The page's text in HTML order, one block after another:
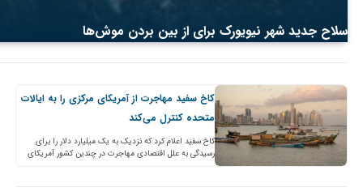
سلاح جدید شهر نیویورک برای از بین بردن موش‌ها
کاخ سفید مهاجرت از آمریکای مرکزی را به ایالات
متحده کنترل می‌کند
کاخ سفید اعلام کرد که نزدیک به یک میلیارد دلار را برای
رسیدگی به علل اقتصادی مهاجرت در چندین کشور آمریکای